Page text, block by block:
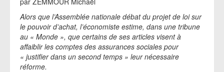
Alors que l’Assemblée nationale débat du projet de loi sur
le pouvoir d’achat, l’économiste estime, dans une tribune
au « Monde », que certains de ses articles visent à
affaiblir les comptes des assurances sociales pour
« justifier dans un second temps » leur nécessaire
réforme.